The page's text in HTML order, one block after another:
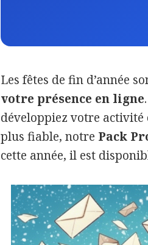
Les fêtes de fin d’année
votre présence en ligne
développiez votre
plus fiable, notre Pack
cette année, il est